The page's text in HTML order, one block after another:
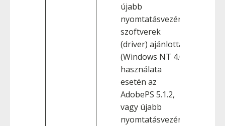
újabb
nyomtatásvezérlő
szoftverek
(driver) ajánlottak
(Windows NT 4.0
használata
esetén az
AdobePS 5.1.2,
vagy újabb
nyomtatásvezérlő